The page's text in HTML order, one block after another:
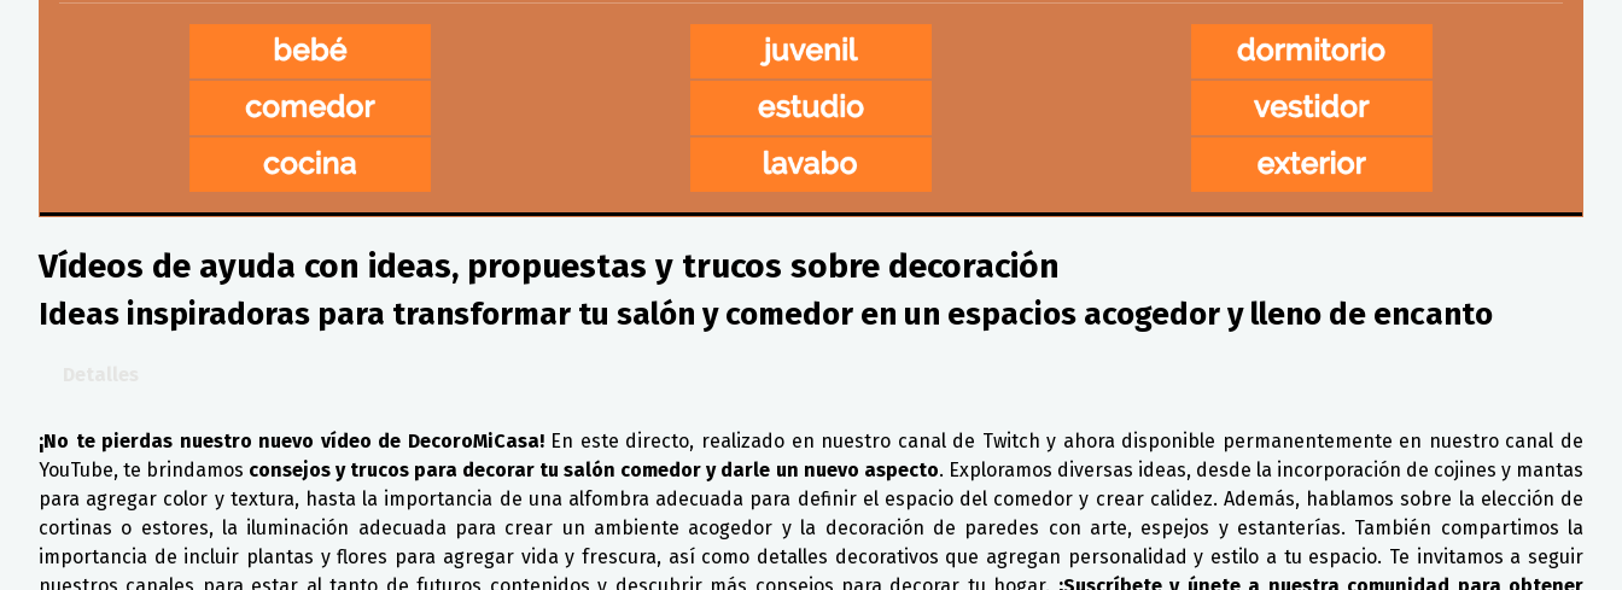
Vídeos de ayuda con ideas, propuestas y trucos sobre decoración
Ideas inspiradoras para transformar tu salón y comedor en un espacios acogedor y lleno de encanto
¡No te pierdas nuestro nuevo vídeo de DecoroMiCasa!En este directo, realizado en nuestro canal de Twitch y ahora disponible permanentemente en nuestro canal de
YouTube, te brindamos consejos y trucos para decorar tu salón comedor y darle un nuevo aspecto. Exploramos diversas ideas, desde la incorporación de cojines y mantas
para agregar color y textura, hasta la importancia de una alfombra adecuada para definir el espacio del comedor y crear calidez. Además, hablamos sobre la elección de
cortinas o estores, la iluminación adecuada para crear un ambiente acogedor y la decoración de paredes con arte, espejos y estanterías. También compartimos la
importancia de incluir plantas y flores para agregar vida y frescura, así como detalles decorativos que agregan personalidad y estilo a tu espacio. Te invitamos a seguir